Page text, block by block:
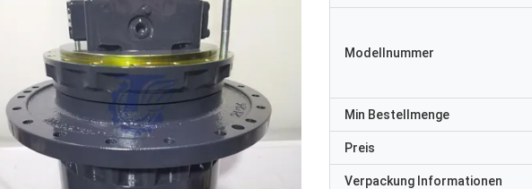
Modellnummer
Min Bestellmenge
Preis
Verpackung Informationen